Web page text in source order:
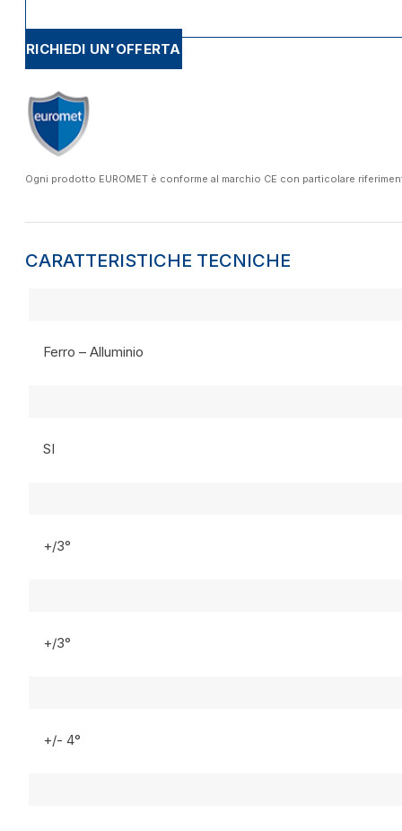
RICHIEDI UN'OFFERTA
Ogni prodotto EUROMET è conforme al marchio CE con particolare
CARATTERISTICHE TECNICHE
Ferro – Alluminio
SI
+/3°
+/3°
+/- 4°